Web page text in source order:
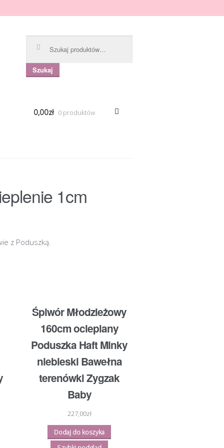
Szukaj
0,00zł 0 produktów
1cm
z Poduszką.
Śpiwór Młodzieżowy
160cm ocieplany
Poduszka Haft Minky
niebieski Bawełna
terenówki Zygzak
Baby
227,00zł
Dodaj do koszyka